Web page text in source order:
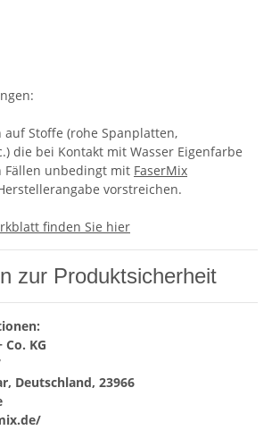
Stoffe (rohe Spanplatten,
die bei Kontakt mit Wasser Eigenfarbe
Fällen unbedingt mit FaserMix
vorstreichen.
finden Sie hier
zur Produktsicherheit
Co. KG
Deutschland, 23966